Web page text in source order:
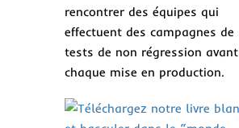
rencontrer des équipes qui
effectuent des campagnes de
tests de non régression avant
chaque mise en production.